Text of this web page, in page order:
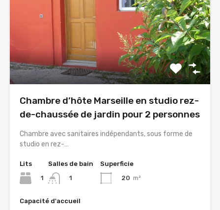
Chambre d’hôte Marseille en studio rez-
de-chaussée de jardin pour 2 personnes
Chambre avec sanitaires indépendants, sous forme de
studio en rez-…
Lits
1
Salles de bain
1
Superficie
20 m²
Capacité d'accueil